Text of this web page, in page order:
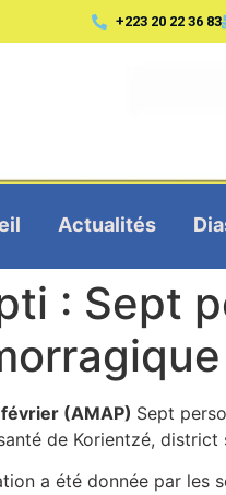
+223 20 22 36 83
Actualités
: Sept
(AMAP) Sept
de Korientzé,
a été donnée par les